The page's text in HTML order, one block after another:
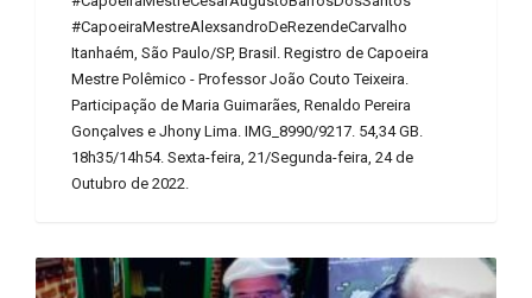
#CapoeiraMestreAlexsandroDeRezendeCarvalho
Itanhaém, São Paulo/SP, Brasil. Registro de Capoeira
Mestre Polêmico - Professor João Couto Teixeira.
Participação de Maria Guimarães, Renaldo Pereira
Gonçalves e Jhony Lima. IMG_8990/9217. 54,34 GB.
18h35/14h54. Sexta-feira, 21/Segunda-feira, 24 de
Outubro de 2022.